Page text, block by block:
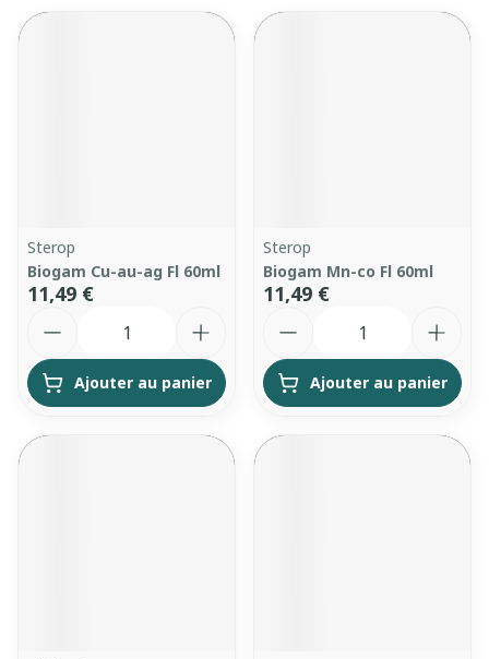
Sterop
Biogam Cu-au-ag Fl 60ml
11,49 €
Ajouter au panier
Sterop
Biogam Mn-co Fl 60ml
11,49 €
Ajouter au panier